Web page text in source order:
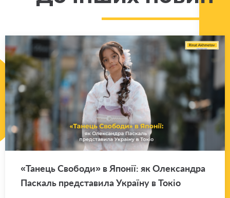
«Та­нець Сво­бо­ди» в Япо­нії: як Оле­ксан­дра
Па­скаль пред­ста­ви­ла Укра­ї­ну в Токіо